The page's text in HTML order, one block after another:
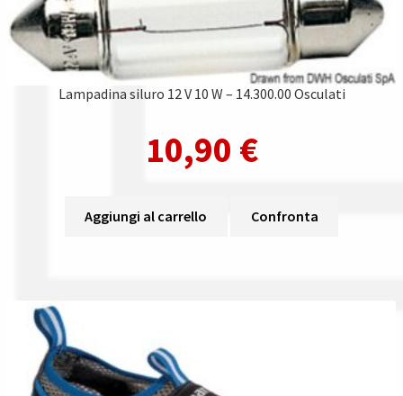
Lampadina siluro 12 V 10 W – 14.300.00 Osculati
10,90 €
Aggiungi al carrello Confronta